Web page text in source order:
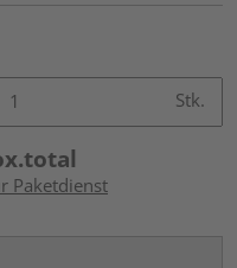
Stk.
Paketdienst